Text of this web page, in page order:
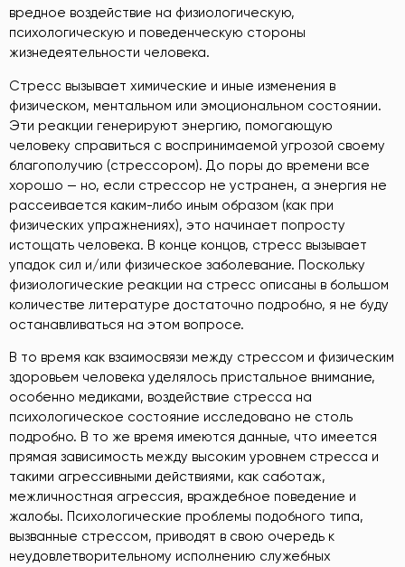
вредное воздействие на физиологическую,
психологическую и поведенческую стороны
жизнедеятельности человека.
Стресс вызывает химические и иные изменения в
физическом, ментальном или эмоциональном состоянии.
Эти реакции генерируют энергию, помогающую
человеку справиться с воспринимаемой угрозой своему
благополучию (стрессором). До поры до времени все
хорошо — но, если стрессор не устранен, а энергия не
рассеивается каким-либо иным образом (как при
физических упражнениях), это начинает попросту
истощать человека. В конце концов, стресс вызывает
упадок сил и/или физическое заболевание. Поскольку
физиологические реакции на стресс описаны в большом
количестве литературе достаточно подробно, я не буду
останавливаться на этом вопросе.
В то время как взаимосвязи между стрессом и физическим
здоровьем человека уделялось пристальное внимание,
особенно медиками, воздействие стресса на
психологическое состояние исследовано не столь
подробно. В то же время имеются данные, что имеется
прямая зависимость между высоким уровнем стресса и
такими агрессивными действиями, как саботаж,
межличностная агрессия, враждебное поведение и
жалобы. Психологические проблемы подобного типа,
вызванные стрессом, приводят в свою очередь к
неудовлетворительному исполнению служебных